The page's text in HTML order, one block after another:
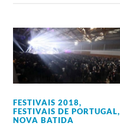
FESTIVAIS 2018,
FESTIVAIS DE PORTUGAL,
NOVA BATIDA